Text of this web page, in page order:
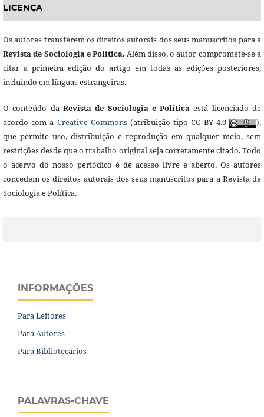
LICENÇA
Os autores transferem os direitos autorais dos seus manuscritos para a
Revista de Sociologia e Política. Além disso, o autor compromete-se a
citar a primeira edição do artigo em todas as edições posteriores,
incluindo em línguas estrangeiras.
O conteúdo da Revista de Sociologia e Política está licenciado de
acordo com a Creative Commons(atribuição tipo CC BY 4.0
),
que permite uso, distribuição e reprodução em qualquer meio, sem
restrições desde que o trabalho original seja corretamente citado. Todo
o acervo do nosso periódico é de acesso livre e aberto. Os autores
concedem os direitos autorais dos seus manuscritos para a Revista de
Sociologia e Política.
INFORMAÇÕES
Para Leitores
Para Autores
Para Bibliotecários
PALAVRAS-CHAVE